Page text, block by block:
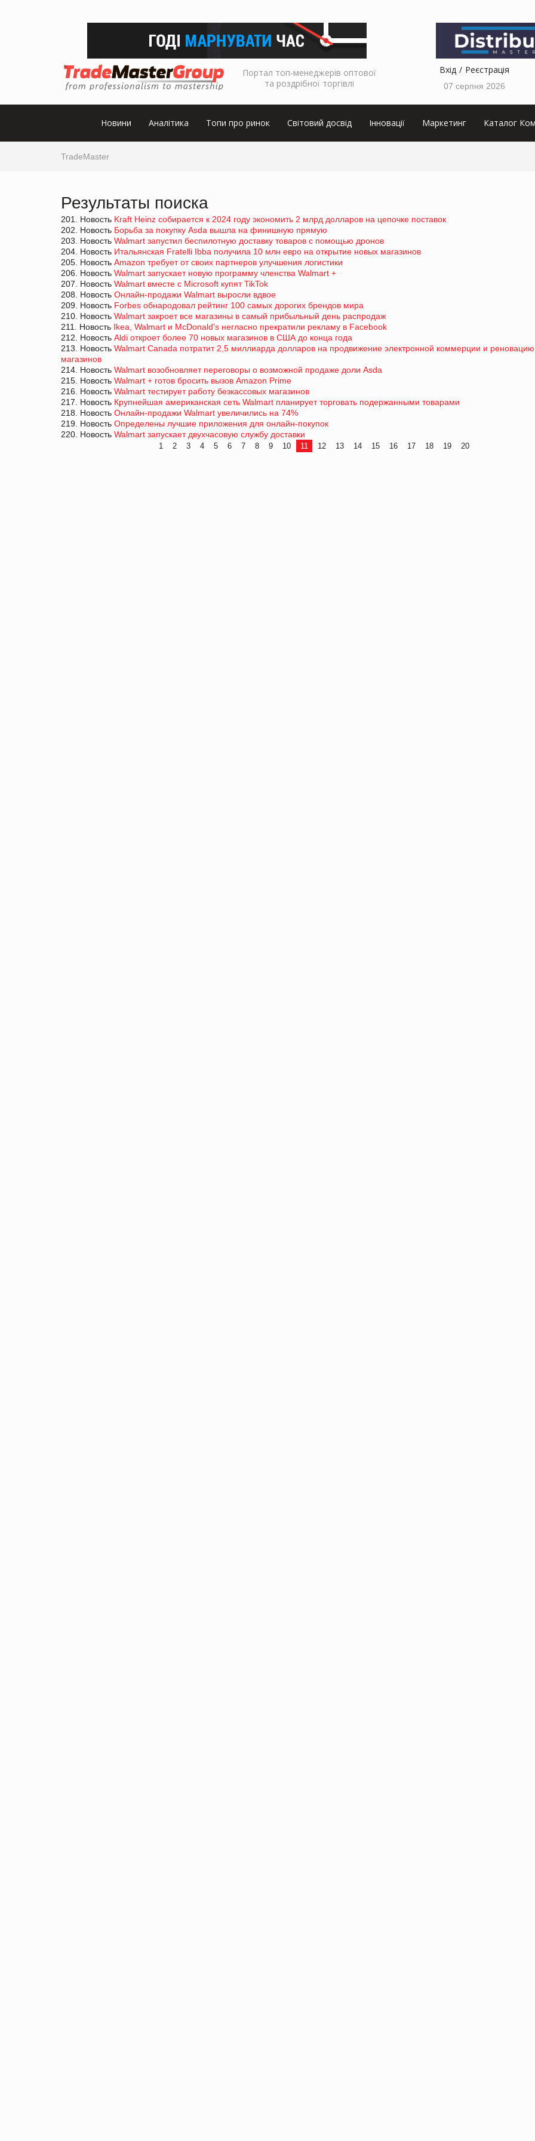
Портал топ-менеджерів оптової
та роздрібної торгівлі
Вхід Реєстрація
07 серпня 2026
Новини Аналітика Топи про ринок Світовий досвід Інновації Маркетинг Каталог
TradeMaster
Результаты поиска
201. Новость Kraft Heinz собирается к 2024 году экономить 2 млрд долларов на цепочке поставок
202. Новость Борьба за покупку Asda вышла на финишную прямую
203. Новость Walmart запустил беспилотную доставку товаров с помощью дронов
204. Новость Итальянская Fratelli Ibba получила 10 млн евро на открытие новых магазинов
205. Новость Amazon требует от своих партнеров улучшения логистики
206. Новость Walmart запускает новую программу членства Walmart +
207. Новость Walmart вместе с Microsoft купят TikTok
208. Новость Онлайн-продажи Walmart выросли вдвое
209. Новость Forbes обнародовал рейтинг 100 самых дорогих брендов мира
210. Новость Walmart закроет все магазины в самый прибыльный день распродаж
211. Новость Ikea, Walmart и McDonald's негласно прекратили рекламу в Facebook
212. Новость Aldi откроет более 70 новых магазинов в США до конца года
213. Новость Walmart Canada потратит 2,5 миллиарда долларов на продвижение электронной коммерции и реновацию
магазинов
214. Новость Walmart возобновляет переговоры о возможной продаже доли Asda
215. Новость Walmart + готов бросить вызов Amazon Prime
216. Новость Walmart тестирует работу безкассовых магазинов
217. Новость Крупнейшая американская сеть Walmart планирует торговать подержанными товарами
218. Новость Онлайн-продажи Walmart увеличились на 74%
219. Новость Определены лучшие приложения для онлайн-покупок
220. Новость Walmart запускает двухчасовую службу доставки
1 2 3 4 5 6 7 8 9 10 11 12 13 14 15 16 17 18 19 20